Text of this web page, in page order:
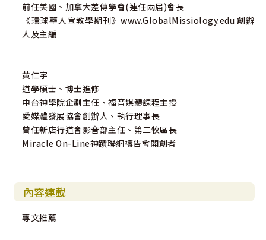
前任美國、加拿大差傳學會(連任兩届)會長
《環球華人宣教學期刊》www.GlobalMissiology.edu 創辦
人及主編
黄仁宇
道學碩士、博士進修
中台神學院企劃主任、福音媒體課程主授
愛媒體發展協會創辦人、執行理事長
曾任新店行道會影音部主任、第二牧區長
Miracle On-Line神蹟聯網禱告會開創者
內容連載
專文推薦